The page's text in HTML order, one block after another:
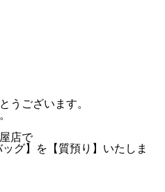
うございます。
店で
ッグ】を【質預り】いたしま